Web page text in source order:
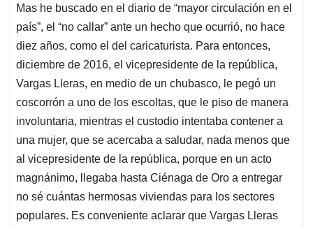
Mas he buscado en el diario de “mayor circulación en el
país”, el “no callar” ante un hecho que ocurrió, no hace
diez años, como el del caricaturista. Para entonces,
diciembre de 2016, el vicepresidente de la república,
Vargas Lleras, en medio de un chubasco, le pegó un
coscorrón a uno de los escoltas, que le piso de manera
involuntaria, mientras el custodio intentaba contener a
una mujer, que se acercaba a saludar, nada menos que
al vicepresidente de la república, porque en un acto
magnánimo, llegaba hasta Ciénaga de Oro a entregar
no sé cuántas hermosas viviendas para los sectores
populares. Es conveniente aclarar que Vargas Lleras